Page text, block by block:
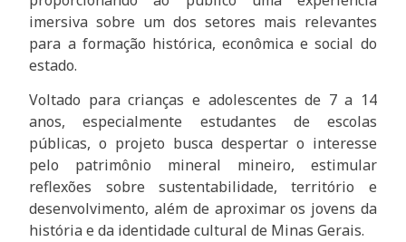
imersiva sobre um dos setores mais relevantes
para a formação histórica, econômica e social do
estado.
Voltado para crianças e adolescentes de 7 a 14
anos, especialmente estudantes de escolas
públicas, o projeto busca despertar o interesse
pelo patrimônio mineral mineiro, estimular
reflexões sobre sustentabilidade, território e
desenvolvimento, além de aproximar os jovens da
história e da identidade cultural de Minas Gerais.